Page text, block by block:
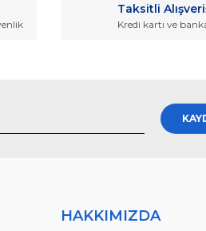
Taksitli
Kredi kartı ve
HAKKIMIZDA